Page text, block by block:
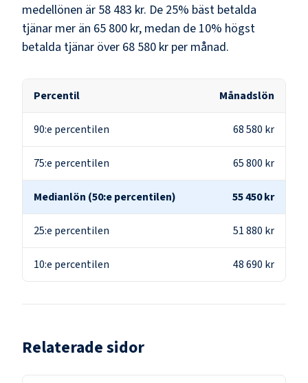
medellönen är 58 483 kr. De 25% bäst betalda
tjänar mer än 65 800 kr, medan de 10% högst
betalda tjänar över 68 580 kr per månad.
Percentil Månadslön
90:e percentilen 68 580 kr
75:e percentilen 65 800 kr
Medianlön (50:e percentilen) 55 450 kr
25:e percentilen 51 880 kr
10:e percentilen 48 690 kr
Relaterade sidor